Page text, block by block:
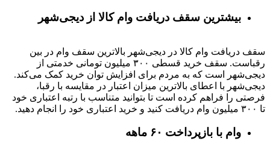
بیشترین سقف دریافت وام کالا از دیجی‌شهر
سقف دریافت وام کالا در دیجی‌شهر بالاترین سقف وام در بین
رقباست. سقف خرید قسطی ۳۰۰ میلیون تومانی خدمتی از
دیجی‌شهر است که به مردم برای افزایش توان خرید کمک می‌کند.
دیجی‌شهر با اعطای بالاترین میزان اعتبار در مقایسه با رقبا،
فرصتی را فراهم کرده است تا بتوانید متناسب با رتبه اعتباری خود
تا ۳۰۰ میلیون وام دریافت کنید و خرید اعتباری خود را انجام دهید.
وام با بازپرداخت ۶۰ ماهه